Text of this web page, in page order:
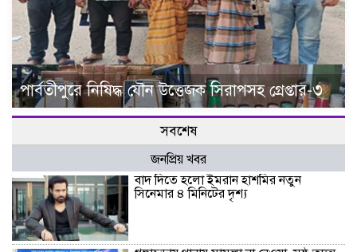
পার্বতীপুরে নিষিদ্ধ যৌন উত্তেজক সিরাপসহ গ্রেপ্তার-৩
সবশেষ
জনপ্রিয় খবর
বাদ দিতে হলো ইমরান হাশমির নতুন
সিনেমার ৪ মিনিটের দৃশ্য